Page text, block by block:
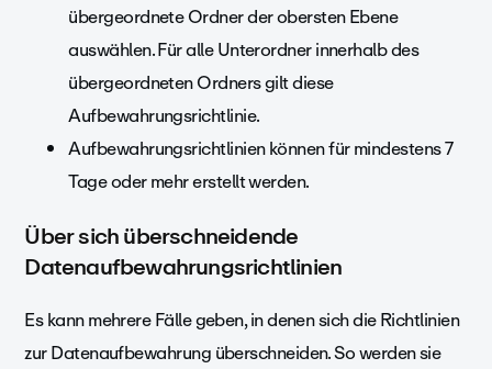
übergeordnete Ordner der obersten Ebene
auswählen. Für alle Unterordner innerhalb des
übergeordneten Ordners gilt diese
Aufbewahrungsrichtlinie.
Aufbewahrungsrichtlinien können für mindestens 7
Tage oder mehr erstellt werden.
Über sich überschneidende
Datenaufbewahrungsrichtlinien
Es kann mehrere Fälle geben, in denen sich die Richtlinien
zur Datenaufbewahrung überschneiden. So werden sie